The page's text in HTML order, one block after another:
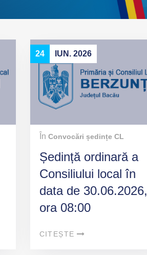
24 IUN. 2026
În Convocări ședințe CL
Ședință ordinară a
Consiliului local în
data de 30.06.2026,
ora 08:00
CITEȘTE